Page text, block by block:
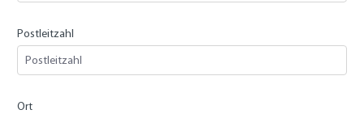
Postleitzahl
Ort